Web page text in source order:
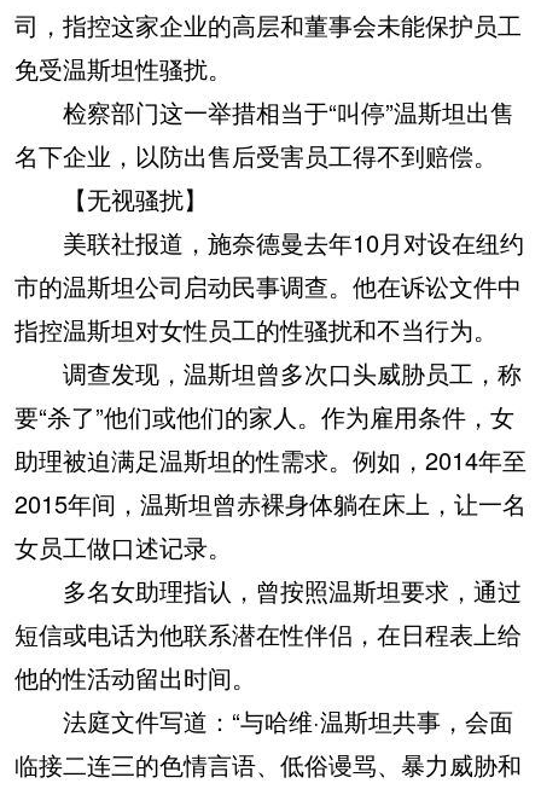
司，指控这家企业的高层和董事会未能保护员工
免受温斯坦性骚扰。
检察部门这一举措相当于“叫停”温斯坦出售
名下企业，以防出售后受害员工得不到赔偿。
【无视骚扰】
美联社报道，施奈德曼去年10月对设在纽约
市的温斯坦公司启动民事调查。他在诉讼文件中
指控温斯坦对女性员工的性骚扰和不当行为。
调查发现，温斯坦曾多次口头威胁员工，称
要“杀了”他们或他们的家人。作为雇用条件，女
助理被迫满足温斯坦的性需求。例如，2014年至
2015年间，温斯坦曾赤裸身体躺在床上，让一名
女员工做口述记录。
多名女助理指认，曾按照温斯坦要求，通过
短信或电话为他联系潜在性伴侣，在日程表上给
他的性活动留出时间。
法庭文件写道：“与哈维·温斯坦共事，会面
临接二连三的色情言语、低俗谩骂、暴力威胁和